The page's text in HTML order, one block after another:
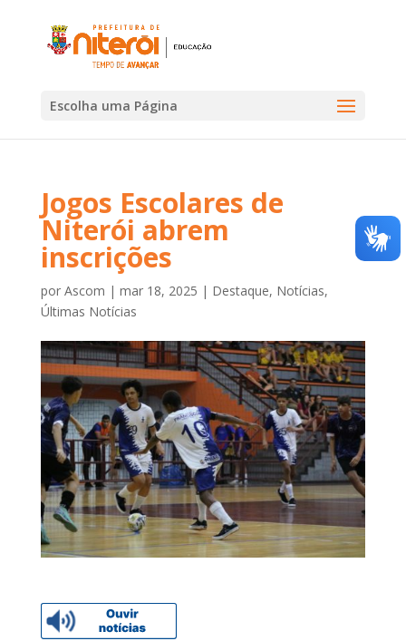
Escolha uma Página
Jogos Escolares de
Niterói abrem
inscrições
por Ascom | mar 18, 2025 | Destaque, Notícias,
Últimas Notícias